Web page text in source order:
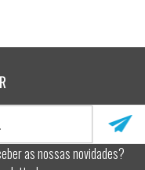
as nossas novidades?